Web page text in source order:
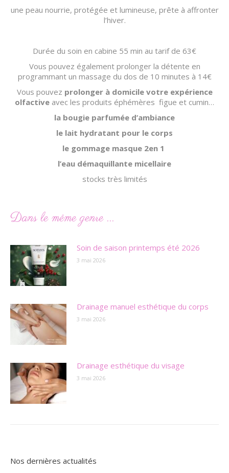
une peau nourrie, protégée et lumineuse, prête à affronter
l’hiver.
Durée du soin en cabine 55 min au tarif de 63€
Vous pouvez également prolonger la détente en
programmant un massage du dos de 10 minutes à 14€
Vous pouvez prolonger à domicile votre expérience
olfactive avec les produits éphémères figue et cumin…
la bougie parfumée d’ambiance
le lait hydratant pour le corps
le gommage masque 2en 1
l’eau démaquillante micellaire
stocks très limités
Dans le même genre ...
Soin de saison printemps été 2026
3 mai 2026
Drainage manuel esthétique du corps
3 mai 2026
Drainage esthétique du visage
3 mai 2026
Nos dernières actualités